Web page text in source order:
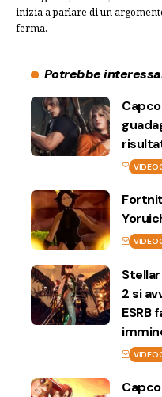
inizia a parlare di un
ferma.
Potrebbe
2 si
ESRB